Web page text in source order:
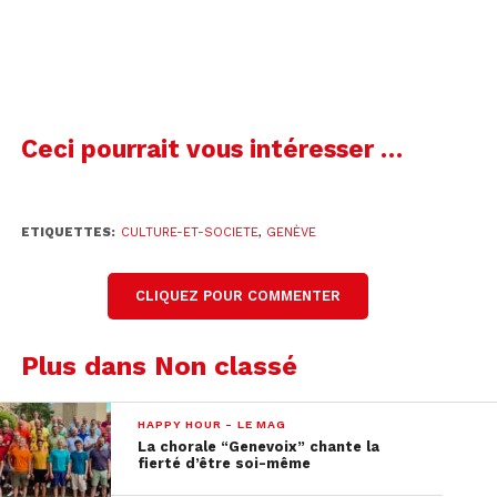
Ceci pourrait vous intéresser …
ETIQUETTES: CULTURE-ET-SOCIETE, GENÈVE
CLIQUEZ POUR COMMENTER
Plus dans Non classé
HAPPY HOUR - LE MAG
La chorale “Genevoix” chante la
fierté d’être soi-même